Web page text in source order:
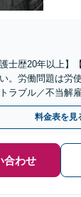
士歴20年以上】
。労働問題は労
ラブル／不当解
久屋大通駅3分】
料金表を見
合わせ